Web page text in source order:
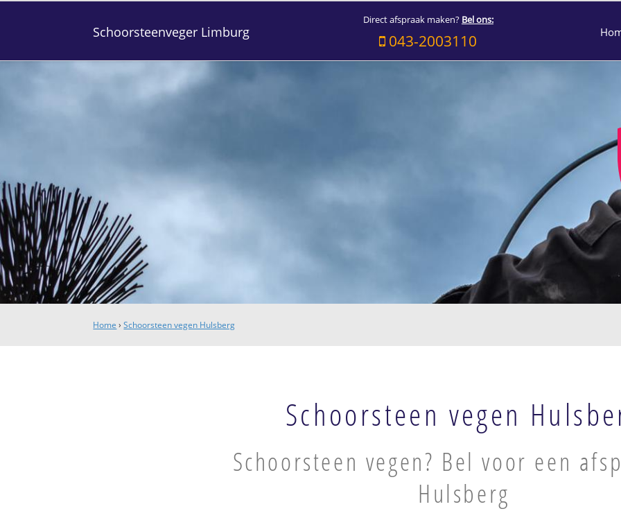
Schoorsteenveger Limburg
Direct afspraak maken? Bel ons:
043-2003110
Home ›Schoorsteen vegen Hulsberg
Schoorsteen vegen
Schoorsteen vegen? Bel voor een
Hulsberg